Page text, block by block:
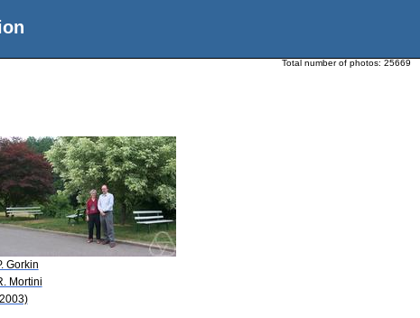
Total number of photos: 25669
Gorkin
Mortini